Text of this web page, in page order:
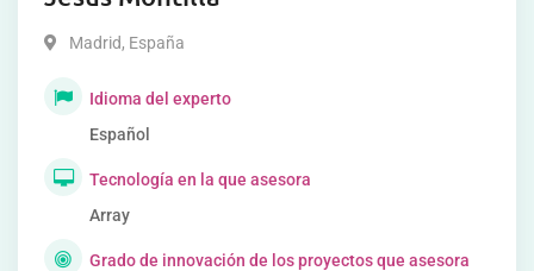
Madrid, España
Idioma del experto
Español
Tecnología en la que asesora
Array
Grado de innovación de los proyectos que asesora